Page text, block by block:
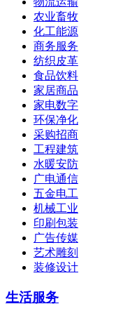
农业畜牧
化工能源
商务服务
纺织皮革
食品饮料
家居商品
家电数字
环保净化
采购招商
工程建筑
水暖安防
广电通信
五金电工
机械工业
印刷包装
广告传媒
艺术雕刻
装修设计
生活服务